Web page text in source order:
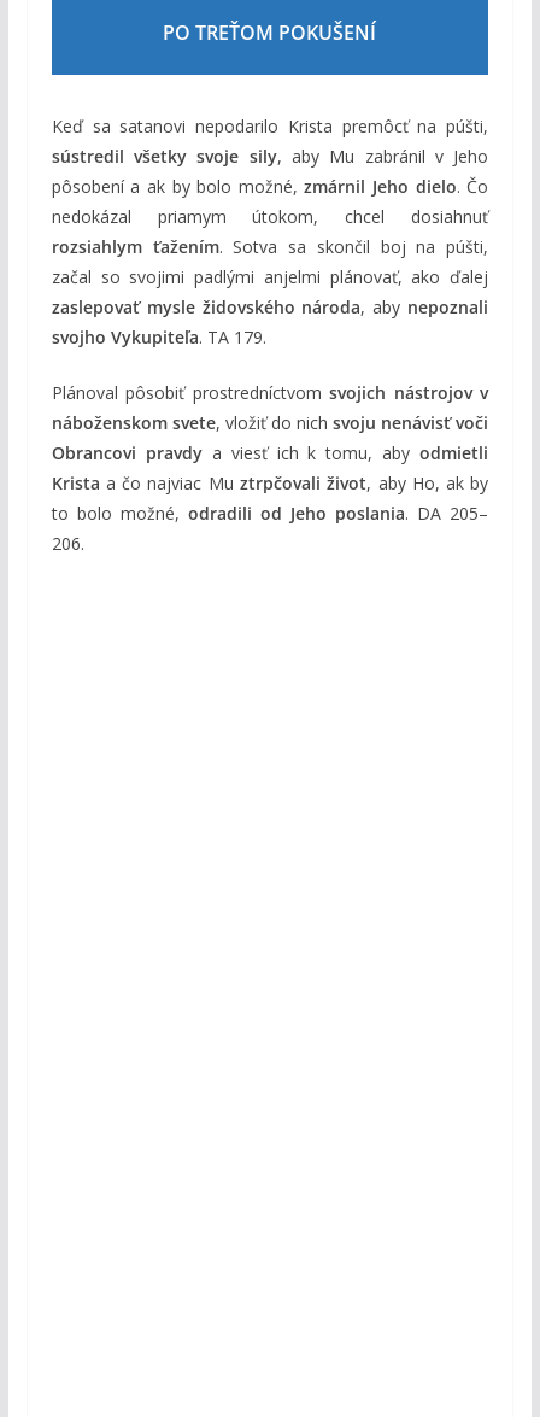
PO TREŤOM POKUŠENÍ
Keď sa satanovi nepodarilo Krista premôcť na púšti,
sústredil všetky svoje sily, aby Mu zabránil v Jeho
pôsobení a ak by bolo možné,zmárnil Jeho dielo. Čo
nedokázal priamym útokom, chcel dosiahnuť
rozsiahlym ťažením. Sotva sa skončil boj na púšti,
začal so svojimi padlými anjelmi plánovať, ako ďalej
zaslepovať mysle židovského národa, aby nepoznali
svojho Vykupiteľa. TA 179.
Plánoval pôsobiť prostredníctvomsvojich nástrojov v
náboženskom svete, vložiť do nichsvoju nenávisť voči
Obrancovi pravdya viesť ich k tomu, abyodmietli
Krista a čo najviac Mu ztrpčovali život, aby Ho, ak by
to bolo možné, odradili od Jeho poslania. DA 205–
206.